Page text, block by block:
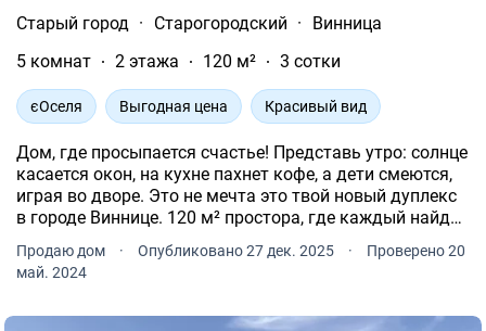
Старый город · Старогородский ·
Винница
5 комнат
2 этажа 120 м² 3 сотки
єОселя Выгодная цена Красивый вид
Дом, где просыпается счастье! Представь утро: солнце
касается окон, на кухне пахнет кофе, а дети смеются,
играя во дворе. Это не мечта это твой новый дуплекс
в городе Виннице. ️120 м² простора, где каждый найдет
свое место. ️4 уютные комнаты для сна, работы или
вдохновения.
Продаю дом · Опубликовано 27 дек. 2025 ·
Проверено 20
май. 2024